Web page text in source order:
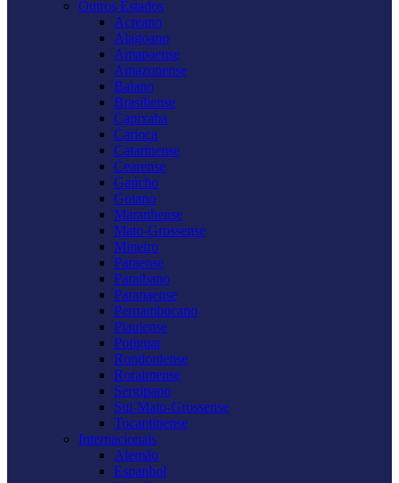
Outros Estados
Acreano
Alagoano
Amapaense
Amazonense
Baiano
Brasiliense
Capixaba
Carioca
Catarinense
Cearense
Gaúcho
Goiano
Maranhense
Mato-Grossense
Mineiro
Paraense
Paraibano
Paranaense
Pernambucano
Piauiense
Potiguar
Rondoniense
Roraimense
Sergipano
Sul-Mato-Grossense
Tocantinense
Internacionais
Alemão
Espanhol